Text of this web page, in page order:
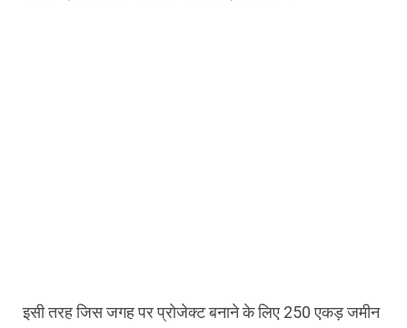
इसी तरह जिस जगह पर प्रोजेक्ट बनाने के लिए 250 एकड़ जमीन